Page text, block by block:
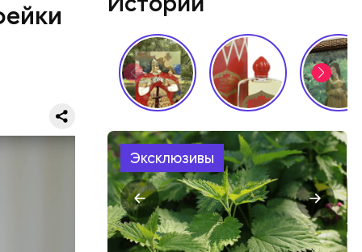
часть
13
Эксклюзивы